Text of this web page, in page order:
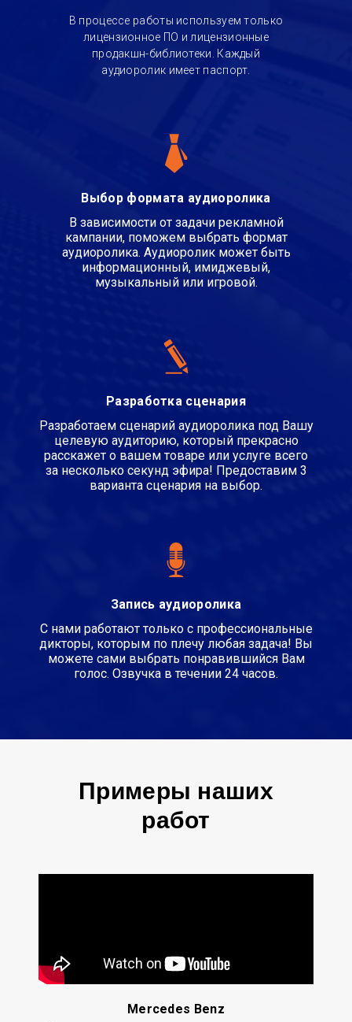
В процессе работы используем только
лицензионное ПО и лицензионные
продакшн-библиотеки. Каждый
аудиоролик имеет паспорт.
Выбор формата аудиоролика
В зависимости от задачи рекламной
кампании, поможем выбрать формат
аудиоролика. Аудиоролик может быть
информационный, имиджевый,
музыкальный или игровой.
Разработка сценария
Разработаем сценарий аудиоролика под Вашу
целевую аудиторию, который прекрасно
расскажет о вашем товаре или услуге всего
за несколько секунд эфира! Предоставим 3
варианта сценария на выбор.
Запись аудиоролика
С нами работают только с профессиональные
дикторы, которым по плечу любая задача! Вы
можете сами выбрать понравившийся Вам
голос. Озвучка в течении 24 часов.
Примеры наших
работ
Mercedes Benz